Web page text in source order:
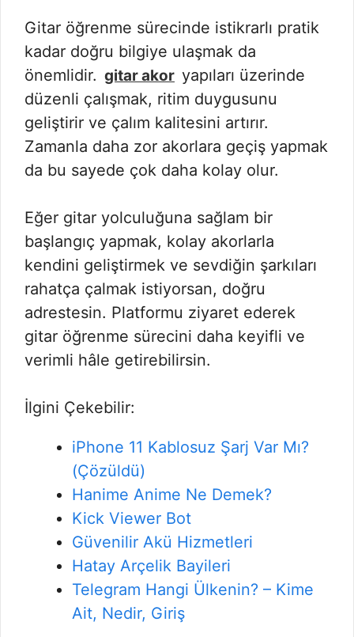
Gitar öğrenme sürecinde istikrarlı pratik
kadar doğru bilgiye ulaşmak da
önemlidir. gitar akor yapıları üzerinde
düzenli çalışmak, ritim duygusunu
geliştirir ve çalım kalitesini artırır.
Zamanla daha zor akorlara geçiş yapmak
da bu sayede çok daha kolay olur.
Eğer gitar yolculuğuna sağlam bir
başlangıç yapmak, kolay akorlarla
kendini geliştirmek ve sevdiğin şarkıları
rahatça çalmak istiyorsan, doğru
adrestesin. Platformu ziyaret ederek
gitar öğrenme sürecini daha keyifli ve
verimli hâle getirebilirsin.
İlgini Çekebilir:
iPhone 11 Kablosuz Şarj Var Mı?
(Çözüldü)
Hanime Anime Ne Demek?
Kick Viewer Bot
Güvenilir Akü Hizmetleri
Hatay Arçelik Bayileri
Telegram Hangi Ülkenin? – Kime
Ait, Nedir, Giriş